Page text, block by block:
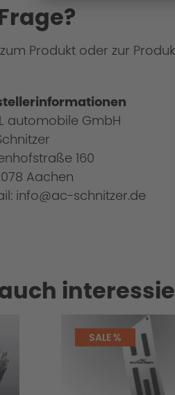
Produkt oder zur
automobile GmbH
160
Aachen
info@ac-schnitzer.de
SALE %